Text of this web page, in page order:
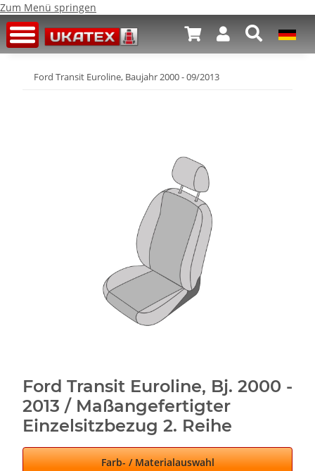
Zum Menü springen
Ford Transit Euroline, Baujahr 2000 - 09/2013
Ford Transit Euroline, Bj. 2000 -
2013 / Maßangefertigter
Einzelsitzbezug 2. Reihe
Farb- / Materialauswahl